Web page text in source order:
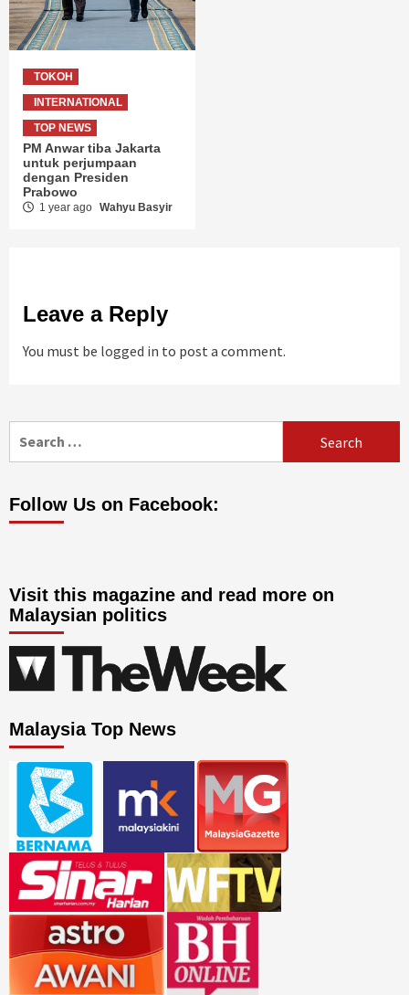
TOKOH
INTERNATIONAL
TOP NEWS
PM Anwar tiba Jakarta
untuk perjumpaan
dengan Presiden
Prabowo
1 year ago Wahyu Basyir
Leave a Reply
You must be logged in to post a comment.
Follow Us on Facebook:
Visit this magazine and read more on
Malaysian politics
Malaysia Top News